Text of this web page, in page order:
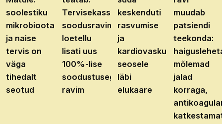
soolestiku
mikrobioota
ja naise
tervis on
väga
tihedalt
seotud
Tervisekassa
soodusravimite
loetellu
lisati uus
100%-lise
soodustusega
ravim
keskenduti
rasvumise
ja
kardiovaskulaarhaiguste
seosele
läbi
elukaare
muudab
patsiendi
teekonda:
mõlemad
jalad
korraga,